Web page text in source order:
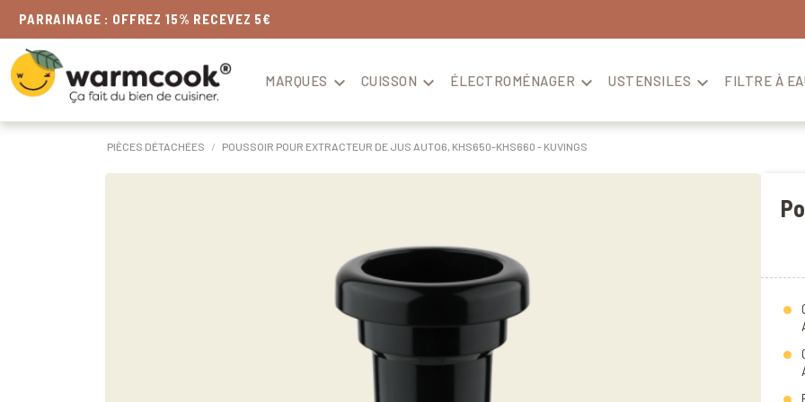
LIVRAISONOFFERTEDÈS 49€
MARQUES  CUISSON  ÉLECTROMÉNAGER  USTENSILES  FILTRE À
PIÈCES DÉTACHÉES POUSSOIR POUR EXTRACTEUR DE JUS AUTO6, KHS650-KHS660 - KUVINGS